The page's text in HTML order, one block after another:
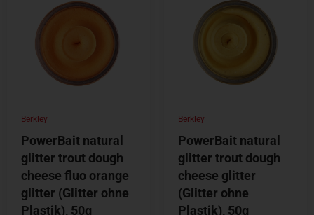
Berkley
PowerBait natural
glitter trout dough
cheese fluo orange
glitter (Glitter ohne
Plastik), 50g
Berkley
PowerBait natural
glitter trout dough
cheese glitter
(Glitter ohne
Plastik), 50g